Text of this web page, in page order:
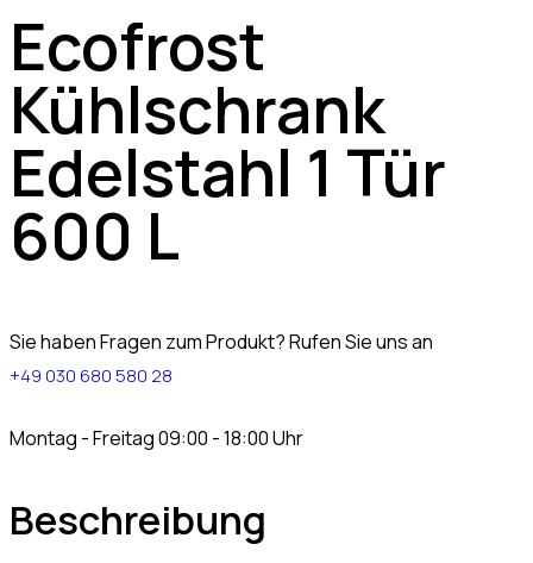
Ecofrost
Kühlschrank
Edelstahl 1 Tür
600 L
Sie haben Fragen zum Produkt? Rufen Sie uns an
+49 030 680 580 28
Montag - Freitag 09:00 - 18:00 Uhr
Beschreibung